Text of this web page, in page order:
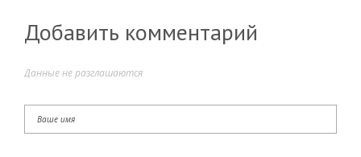
Добавить комментарий
Данные не разглашаются